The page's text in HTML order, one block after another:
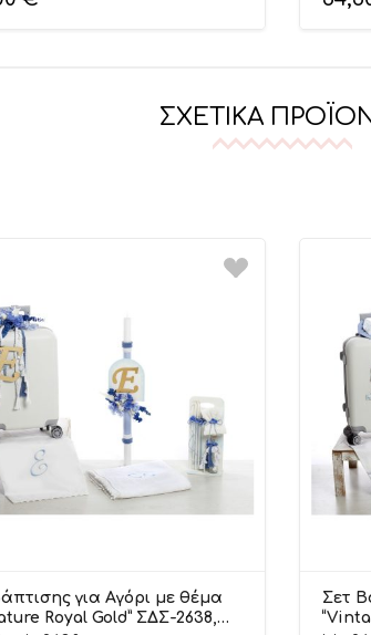
ΣΧΕΤΙΚΆ
για Αγόρι με θέμα
Royal Gold” ΣΔΣ-2638,
Σετ